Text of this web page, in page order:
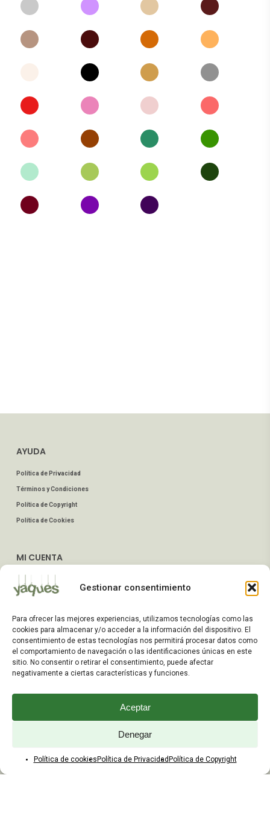
Gestionar consentimiento
Para ofrecer las mejores experiencias, utilizamos tecnologías como las
cookies para almacenar y/o acceder a la información del dispositivo. El
consentimiento de estas tecnologías nos permitirá procesar datos como
el comportamiento de navegación o las identificaciones únicas en este
sitio. No consentir o retirar el consentimiento, puede afectar
negativamente a ciertas características y funciones.
Aceptar
Denegar
Política de cookies Política de Privacidad Política de Copyright
AYUDA
Política de Privacidad
Términos y Condiciones
Política de Copyright
Política de Cookies
MI CUENTA
Dirección de Envío
Preguntas Frecuentes
ATENCIÓN AL CLIENTE